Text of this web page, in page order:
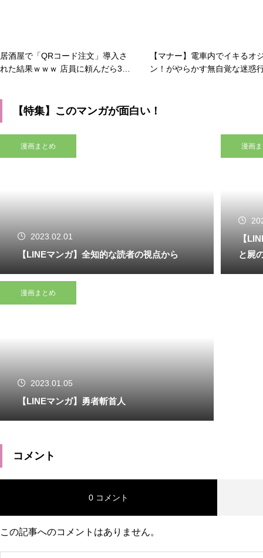
居酒屋で「QRコード注文」導入さ
れた結果ｗｗｗ 店員に頼んだら3秒
【マナー】電車内でイキるオ
ン！がやらかす無自覚な迷惑
【特集】このマンガが面白い！
漫画まとめ
2023.02.01
【LINEマンガ】全知的な読者の視点から
漫画
【
と屍
漫画まとめ
2023.01.05
【LINEマンガ】勇者斬首人
コメント
0 コメント
この記事へのコメントはありません。